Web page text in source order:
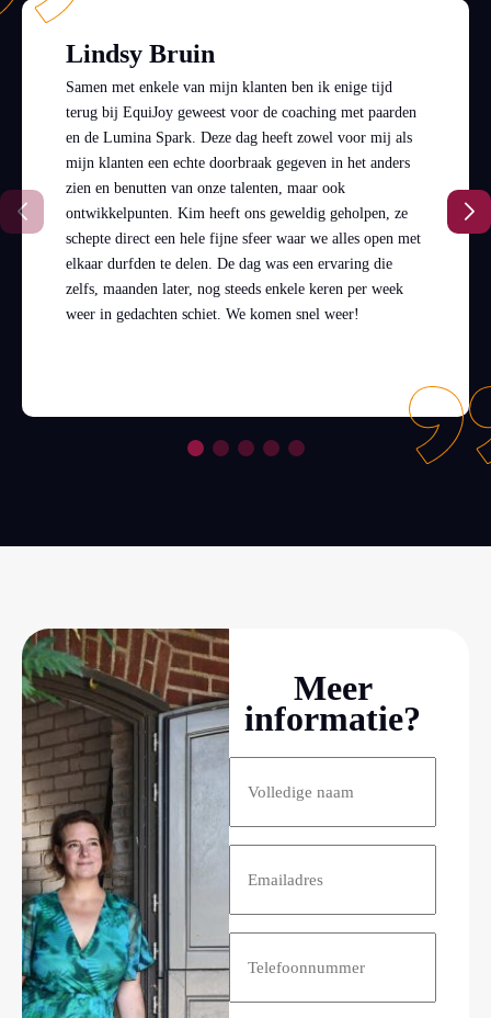
Lindsy Bruin
Samen met enkele van mijn klanten ben ik enige tijd
terug bij EquiJoy geweest voor de coaching met paarden
en de Lumina Spark. Deze dag heeft zowel voor mij als
mijn klanten een echte doorbraak gegeven in het anders
zien en benutten van onze talenten, maar ook
ontwikkelpunten. Kim heeft ons geweldig geholpen, ze
schepte direct een hele fijne sfeer waar we alles open met
elkaar durfden te delen. De dag was een ervaring die
zelfs, maanden later, nog steeds enkele keren per week
weer in gedachten schiet. We komen snel weer!
Meer
informatie?
mailadres (Vereist)
Telefoon